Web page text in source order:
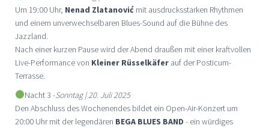
Um 19:00 Uhr, Nenad Zlatanović mit ausdrucksstarken Rhythmen
und einem unverwechselbaren Blues-Sound auf die Bühne des
Jazzland.
Nach einer kurzen Pause wird der Abend draußen mit einer kraftvollen
Live-Performance von Kleiner Rüsselkäfer auf der Posticum-
Terrasse.
Nacht 3 -Sonntag | 20. Juli 2025
Den Abschluss des Wochenendes bildet ein Open-Air-Konzert um
20:00 Uhr mit der legendären BEGA BLUES BAND - ein würdiges